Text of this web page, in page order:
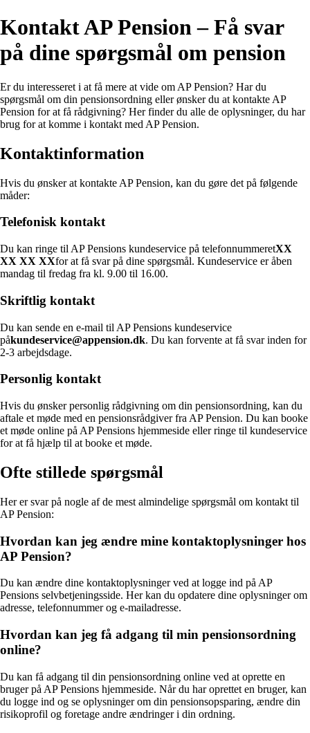
Kontakt AP Pension – Få svar
på dine spørgsmål om pension
Er du interesseret i at få mere at vide om AP Pension? Har du
spørgsmål om din pensionsordning eller ønsker du at kontakte AP
Pension for at få rådgivning? Her finder du alle de oplysninger, du har
brug for at komme i kontakt med AP Pension.
Kontaktinformation
Hvis du ønsker at kontakte AP Pension, kan du gøre det på følgende
måder:
Telefonisk kontakt
Du kan ringe til AP Pensions kundeservice på telefonnummeretXX
XX XX XXfor at få svar på dine spørgsmål. Kundeservice er åben
mandag til fredag fra kl. 9.00 til 16.00.
Skriftlig kontakt
Du kan sende en e-mail til AP Pensions kundeservice
påkundeservice@appension.dk. Du kan forvente at få svar inden for
2-3 arbejdsdage.
Personlig kontakt
Hvis du ønsker personlig rådgivning om din pensionsordning, kan du
aftale et møde med en pensionsrådgiver fra AP Pension. Du kan booke
et møde online på AP Pensions hjemmeside eller ringe til kundeservice
for at få hjælp til at booke et møde.
Ofte stillede spørgsmål
Her er svar på nogle af de mest almindelige spørgsmål om kontakt til
AP Pension:
Hvordan kan jeg ændre mine kontaktoplysninger hos
AP Pension?
Du kan ændre dine kontaktoplysninger ved at logge ind på AP
Pensions selvbetjeningsside. Her kan du opdatere dine oplysninger om
adresse, telefonnummer og e-mailadresse.
Hvordan kan jeg få adgang til min pensionsordning
online?
Du kan få adgang til din pensionsordning online ved at oprette en
bruger på AP Pensions hjemmeside. Når du har oprettet en bruger, kan
du logge ind og se oplysninger om din pensionsopsparing, ændre din
risikoprofil og foretage andre ændringer i din ordning.